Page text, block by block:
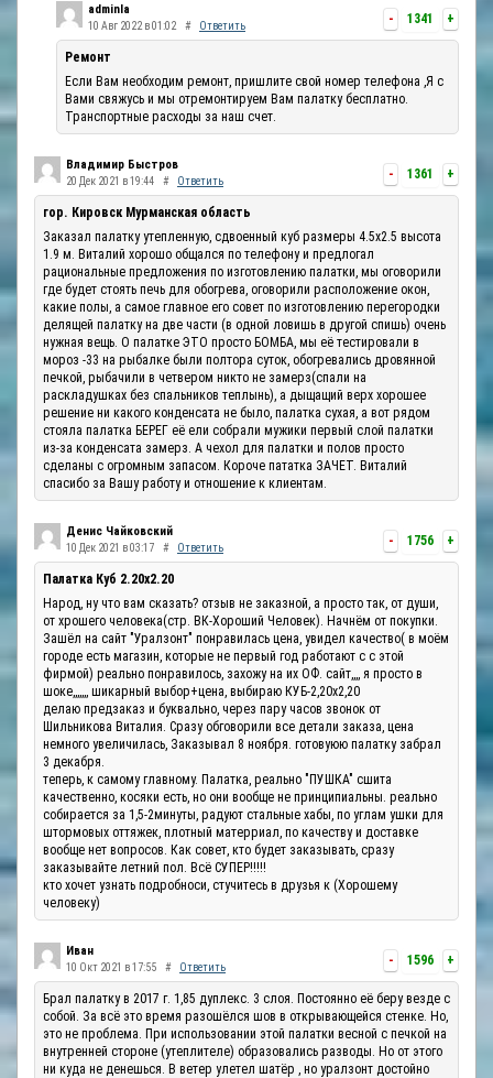
- 1341 +
adminla
10 Авг 2022 в 01:02 # Ответить
Ремонт
Если Вам необходим ремонт, пришлите свой номер телефона ,Я с
Вами свяжусь и мы отремонтируем Вам палатку бесплатно.
Транспортные расходы за наш счет.
- 1361 +
Владимир Быстров
20 Дек 2021 в 19:44 # Ответить
гор. Кировск Мурманская область
Заказал палатку утепленную, сдвоенный куб размеры 4.5х2.5 высота
1.9 м. Виталий хорошо общался по телефону и предлогал
рациональные предложения по изготовлению палатки, мы оговорили
где будет стоять печь для обогрева, оговорили расположение окон,
какие полы, а самое главное его совет по изготовлению перегородки
делящей палатку на две части (в одной ловишь в другой спишь) очень
нужная вещь. О палатке ЭТО просто БОМБА, мы её тестировали в
мороз -33 на рыбалке были полтора суток, обогревались дровянной
печкой, рыбачили в четвером никто не замерз(спали на
раскладушках без спальников теплынь), а дыщащий верх хорошее
решение ни какого конденсата не было, палатка сухая, а вот рядом
стояла палатка БЕРЕГ её ели собрали мужики первый слой палатки
из-за конденсата замерз. А чехол для палатки и полов просто
сделаны с огромным запасом. Короче пататка ЗАЧЕТ. Виталий
спасибо за Вашу работу и отношение к клиентам.
- 1756 +
Денис Чайковский
10 Дек 2021 в 03:17 # Ответить
Палатка Куб 2.20x2.20
Народ, ну что вам сказать? отзыв не заказной, а просто так, от души,
от хрошего человека(стр. ВК-Хороший Человек). Начнём от покупки.
Зашёл на сайт "Уралзонт" понравилась цена, увидел качество( в моём
городе есть магазин, которые не первый год работают с с этой
фирмой) реально понравилось, захожу на их ОФ. сайт,,,, я просто в
шоке,,,,,,, шикарный выбор+цена, выбираю КУБ-2,20х2,20
делаю предзаказ и буквально, через пару часов звонок от
Шильникова Виталия. Сразу обговорили все детали заказа, цена
немного увеличилась, Заказывал 8 ноября. готовуюю палатку забрал
3 декабря.
теперь, к самому главному. Палатка, реально "ПУШКА" сшита
качественно, косяки есть, но они вообще не принципиальны. реально
собирается за 1,5-2минуты, радуют стальные хабы, по углам ушки для
штормовых оттяжек, плотный матерриал, по качеству и доставке
вообще нет вопросов. Как совет, кто будет заказывать, сразу
заказывайте летний пол. Всё СУПЕР!!!!!
кто хочет узнать подробноси, стучитесь в друзья к (Хорошему
человеку)
- 1596 +
Иван
10 Окт 2021 в 17:55 # Ответить
Брал палатку в 2017 г. 1,85 дуплекс. 3 слоя. Постоянно её беру везде с
собой. За всё это время разошёлся шов в открывающейся стенке. Но,
это не проблема. При использовании этой палатки весной с печкой на
внутренней стороне (утеплителе) образовались разводы. Но от этого
ни куда не денешься. В ветер улетел шатёр , но уралзонт достойно